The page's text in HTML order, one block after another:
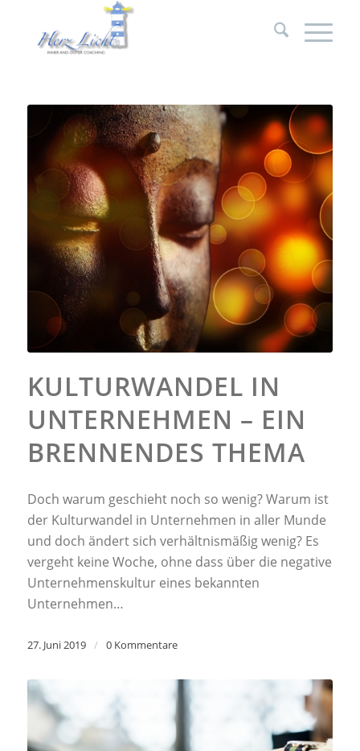
KULTURWANDEL IN
UNTERNEHMEN – EIN
BRENNENDES THEMA
Doch warum geschieht noch so wenig? Warum ist
der Kulturwandel in Unternehmen in aller Munde
und doch ändert sich verhältnismäßig wenig? Es
vergeht keine Woche, ohne dass über die negative
Unternehmenskultur eines bekannten
Unternehmen…
27. Juni 2019 / 0 Kommentare